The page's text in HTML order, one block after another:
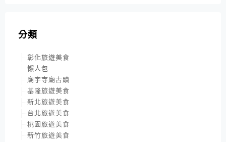
分類
彰化旅遊美食
懶人包
廟宇寺廟古蹟
基隆旅遊美食
新北旅遊美食
台北旅遊美食
桃園旅遊美食
新竹旅遊美食